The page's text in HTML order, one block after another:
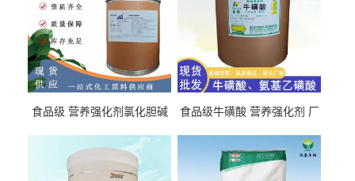
食品级 营养强化剂氯化胆碱
食品级牛磺酸 营养强化剂 厂